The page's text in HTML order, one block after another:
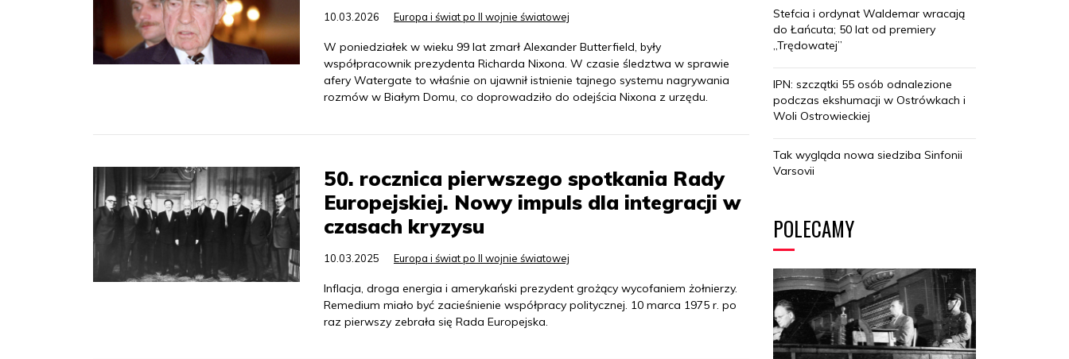
10.03.2026 Europa i świat po II wojnie światowej
W poniedziałek w wieku 99 lat zmarł Alexander Butterfield, były
współpracownik prezydenta Richarda Nixona. W czasie śledztwa w sprawie
afery Watergate to właśnie on ujawnił istnienie tajnego systemu nagrywania
rozmów w Białym Domu, co doprowadziło do odejścia Nixona z urzędu.
50. rocznica pierwszego spotkania Rady
Europejskiej. Nowy impuls dla integracji w
czasach kryzysu
10.03.2025 Europa i świat po II wojnie światowej
Inflacja, droga energia i amerykański prezydent grożący wycofaniem żołnierzy.
Remedium miało być zacieśnienie współpracy politycznej. 10 marca 1975 r. po
raz pierwszy zebrała się Rada Europejska.
Stefcia i ordynat Waldemar wracają
do Łańcuta; 50 lat od premiery
„Trędowatej”
IPN: szczątki 55 osób odnalezione
podczas ekshumacji w Ostrówkach i
Woli Ostrowieckiej
Tak wygląda nowa siedziba Sinfonii
Varsovii
POLECAMY